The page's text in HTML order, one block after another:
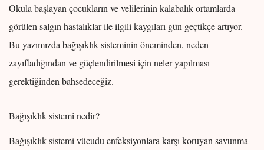
Okula başlayan çocukların ve velilerinin kalabalık ortamlarda
görülen salgın hastalıklar ile ilgili kaygıları gün geçtikçe artıyor.
Bu yazımızda bağışıklık sisteminin öneminden, neden
zayıfladığından ve güçlendirilmesi için neler yapılması
gerektiğinden bahsedeceğiz.
Bağışıklık sistemi nedir?
Bağışıklık sistemi vücudu enfeksiyonlara karşı koruyan savunma